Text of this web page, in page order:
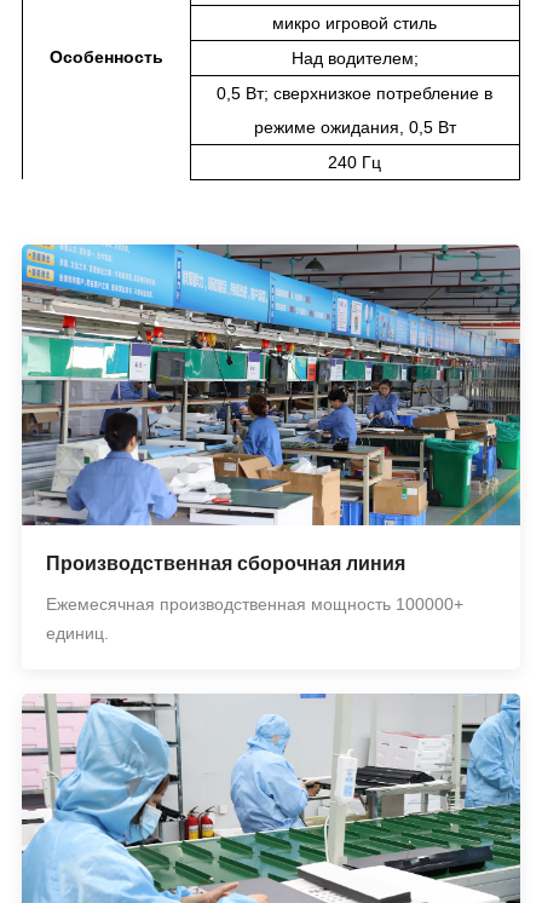
Особенность
микро игровой стиль
Над водителем;
0,5 Вт; сверхнизкое потребление в
режиме ожидания, 0,5 Вт
240 Гц
Производственная сборочная линия
Ежемесячная производственная мощность 100000+
единиц.